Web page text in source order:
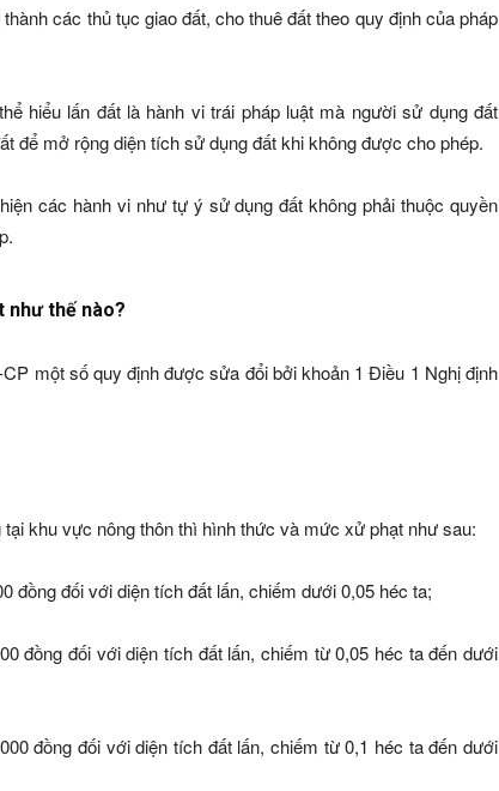
các thủ tục giao đất, cho thuê đất theo quy định của pháp
hiểu lấn đất là hành vi trái pháp luật mà người sử dụng đất
để mở rộng diện tích sử dụng đất khi không được cho phép.
các hành vi như tự ý sử dụng đất không phải thuộc quyền
như thế nào?
một số quy định được sửa đổi bởi khoản 1 Điều 1 Nghị định
khu vực nông thôn thì hình thức và mức xử phạt như sau:
đồng đối với diện tích đất lấn, chiếm dưới 0,05 héc ta;
đồng đối với diện tích đất lấn, chiếm từ 0,05 héc ta đến dưới
đồng đối với diện tích đất lấn, chiếm từ 0,1 héc ta đến dưới